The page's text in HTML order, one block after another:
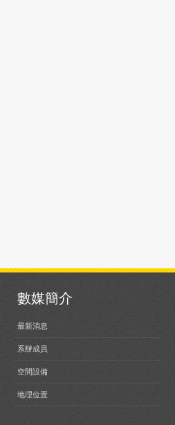
數媒簡介
最新消息
系辦成員
空間設備
地理位置